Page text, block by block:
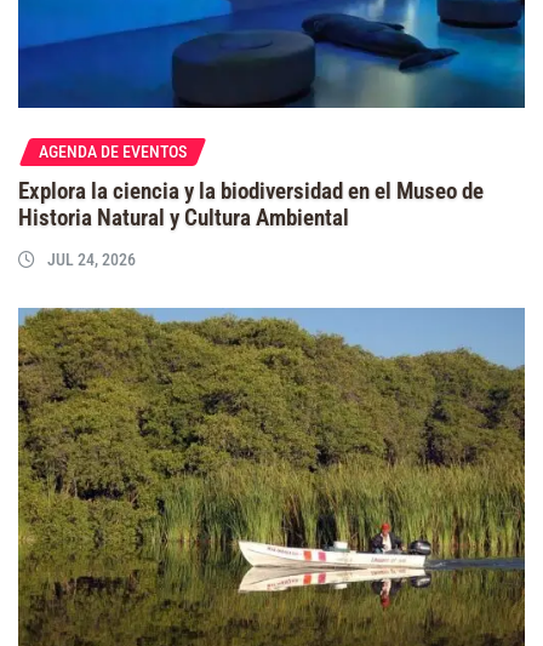
AGENDA DE EVENTOS
Explora la ciencia y la biodiversidad en el Museo de
Historia Natural y Cultura Ambiental
JUL 24, 2026